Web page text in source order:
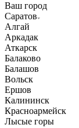
Ваш город
Саратов
Алгай
Аркадак
Аткарск
Балаково
Балашов
Вольск
Ершов
Калининск
Красноармейск
Лысые горы